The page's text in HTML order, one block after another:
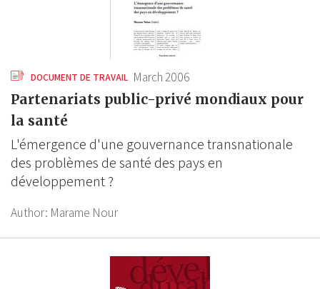
DOCUMENT DE TRAVAIL March 2006
Partenariats public-privé mondiaux pour
la santé
L'émergence d'une gouvernance transnationale
des problèmes de santé des pays en
développement ?
Author: Marame Nour